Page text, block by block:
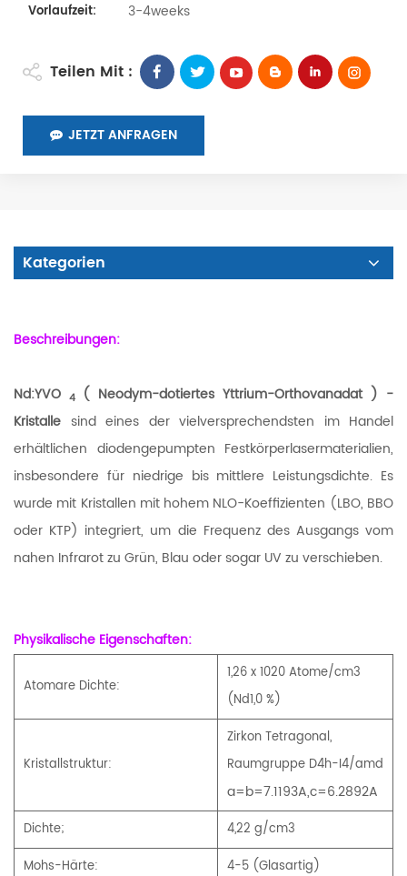
Vorlaufzeit: 3-4weeks
Teilen Mit :
JETZT ANFRAGEN
Kategorien
Beschreibungen:
Nd:YVO 4 ( Neodym-dotiertes Yttrium-Orthovanadat ) -
Kristalle sind eines der vielversprechendsten im Handel
erhältlichen diodengepumpten Festkörperlasermaterialien,
insbesondere für niedrige bis mittlere Leistungsdichte. Es
wurde mit Kristallen mit hohem NLO-Koeffizienten (LBO, BBO
oder KTP) integriert, um die Frequenz des Ausgangs vom
nahen Infrarot zu Grün, Blau oder sogar UV zu verschieben.
Physikalische Eigenschaften:
Atomare Dichte:
1,26 x 1020 Atome/cm3
(Nd1,0 %)
Kristallstruktur:
Zirkon Tetragonal,
Raumgruppe D4h-I4/amd
a=b=7.1193A,c=6.2892A
Dichte;
4,22 g/cm3
Mohs-Härte:
4-5 (Glasartig)